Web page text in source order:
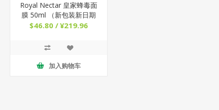
Royal Nectar 皇家蜂毒面
膜 50ml （新包装新日期
26年6月）
$46.80 / ¥219.96
加入购物车